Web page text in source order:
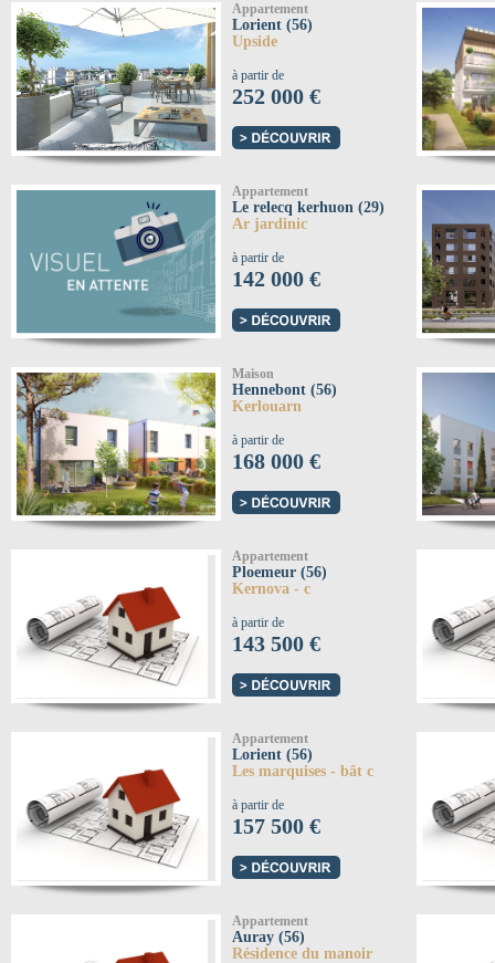
Appartement
Lorient (56)
Upside
à partir de
252 000 €
Appartement
Le relecq kerhuon (29)
Ar jardinic
à partir de
142 000 €
Maison
Hennebont (56)
Kerlouarn
à partir de
168 000 €
Appartement
Ploemeur (56)
Kernova - c
à partir de
143 500 €
Appartement
Lorient (56)
Les marquises - bât c
à partir de
157 500 €
Appartement
Auray (56)
Résidence du manoir